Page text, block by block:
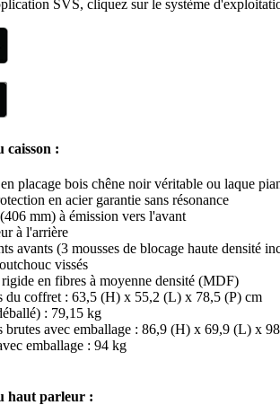
SVS, cliquez sur le système
caisson :
placage bois chêne noir véritable ou laque
en acier garantie sans résonance
mm) à émission vers l'avant
à l'arrière
avants (3 mousses de blocage haute densité
vissés
en fibres à moyenne densité (MDF)
coffret : 63,5 (H) x 55,2 (L) x 78,5 (P) cm
: 79,15 kg
avec emballage : 86,9 (H) x 69,9 (L) x
emballage : 94 kg
haut parleur :